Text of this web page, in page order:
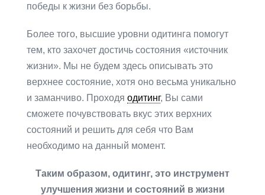
победы к жизни без борьбы.
Более того, высшие уровни одитинга помогут
тем, кто захочет достичь состояния «источник
жизни». Мы не будем здесь описывать это
верхнее состояние, хотя оно весьма уникально
и заманчиво. Проходя одитинг, Вы сами
сможете почувствовать вкус этих верхних
состояний и решить для себя что Вам
необходимо на данный момент.
Таким образом, одитинг, это инструмент
улучшения жизни и состояний в жизни